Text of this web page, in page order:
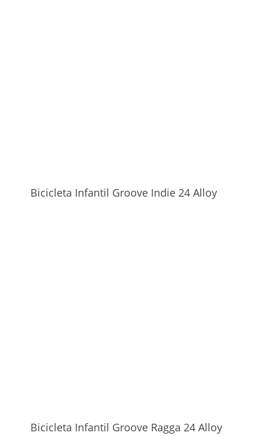
Bicicleta Infantil Groove Indie 24 Alloy
Bicicleta Infantil Groove Ragga 24 Alloy